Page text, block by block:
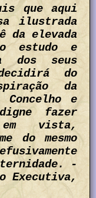
que aqui
ilustrada
da elevada
estudo e
dos seus
do
da
Concelho e
fazer
vista,
do mesmo
-
Executiva,